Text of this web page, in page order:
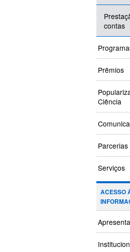
contas
Prêmios
Ciência
Parcerias
Serviços
ACESSO